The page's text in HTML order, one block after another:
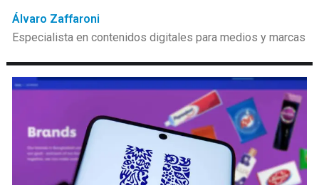
Álvaro Zaffaroni
Especialista en contenidos digitales para medios y marcas